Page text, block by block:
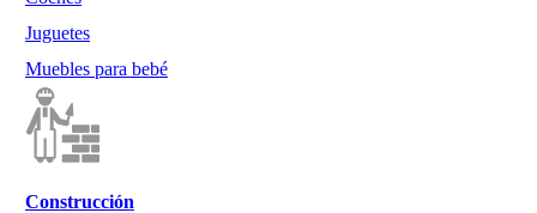
Juguetes
Muebles para bebé
Construcción